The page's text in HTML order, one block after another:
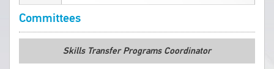
Committees
Skills Transfer Programs Coordinator